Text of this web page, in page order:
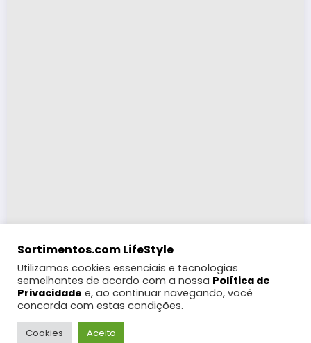
Eventos e Feiras
Sortimentos.com LifeStyle
Utilizamos cookies essenciais e tecnologias
semelhantes de acordo com a nossa Política de
Privacidade e, ao continuar navegando, você
concorda com estas condições.
Cookies Aceito